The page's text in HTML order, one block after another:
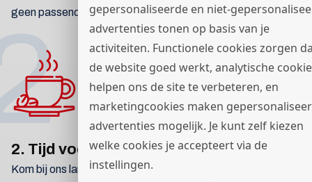
gepersonaliseerde en niet-
advertenties tonen op basis van je
activiteiten. Functionele cookies zorgen
de website goed werkt, analytische
helpen ons de site te verbeteren, en
marketingcookies maken
advertenties mogelijk. Je kunt zelf kiezen
welke cookies je accepteert via de
instellingen.
geen passende vacature? Neem dancontactop.
2. Tijd voor koffie!
Kom bij ons langs op de vestiging om de mogelijkheden te